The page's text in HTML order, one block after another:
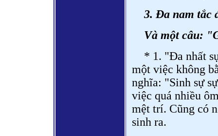
3. Đa nam tắc
Và một câu:
* 1. "Đa nhất
một việc không
nghĩa: "Sinh sự
việc quá nhiều
mệt trí. Cũng có
sinh ra.